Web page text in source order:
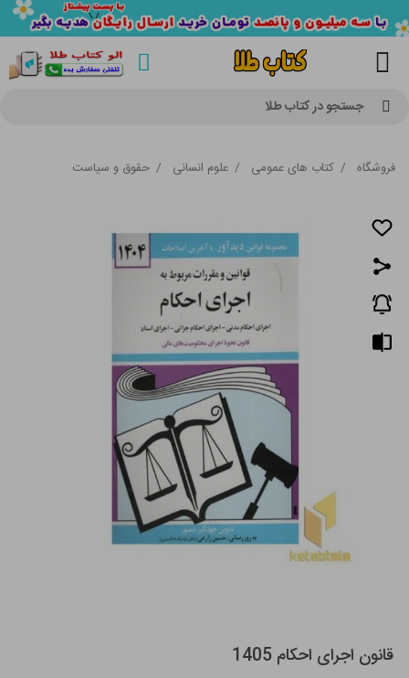
جستجو در کتاب طلا
فروشگاه / کتاب های عمومی / علوم انسانی / حقوق و سیاست
قانون اجرای احکام 1405